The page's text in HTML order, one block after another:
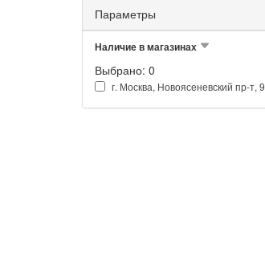
Параметры
Наличие в магазинах
Выбрано: 0
г. Москва, Новоясеневский пр-т, 9